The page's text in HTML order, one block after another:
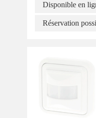
Disponible en
Réservation